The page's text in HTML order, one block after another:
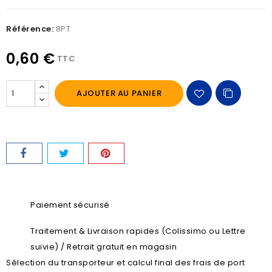
Référence: 8PT
0,60 € TTC
AJOUTER AU PANIER
Paiement sécurisé
Traitement & Livraison rapides (Colissimo ou Lettre
suivie) / Retrait gratuit en magasin
Sélection du transporteur et calcul final des frais de port